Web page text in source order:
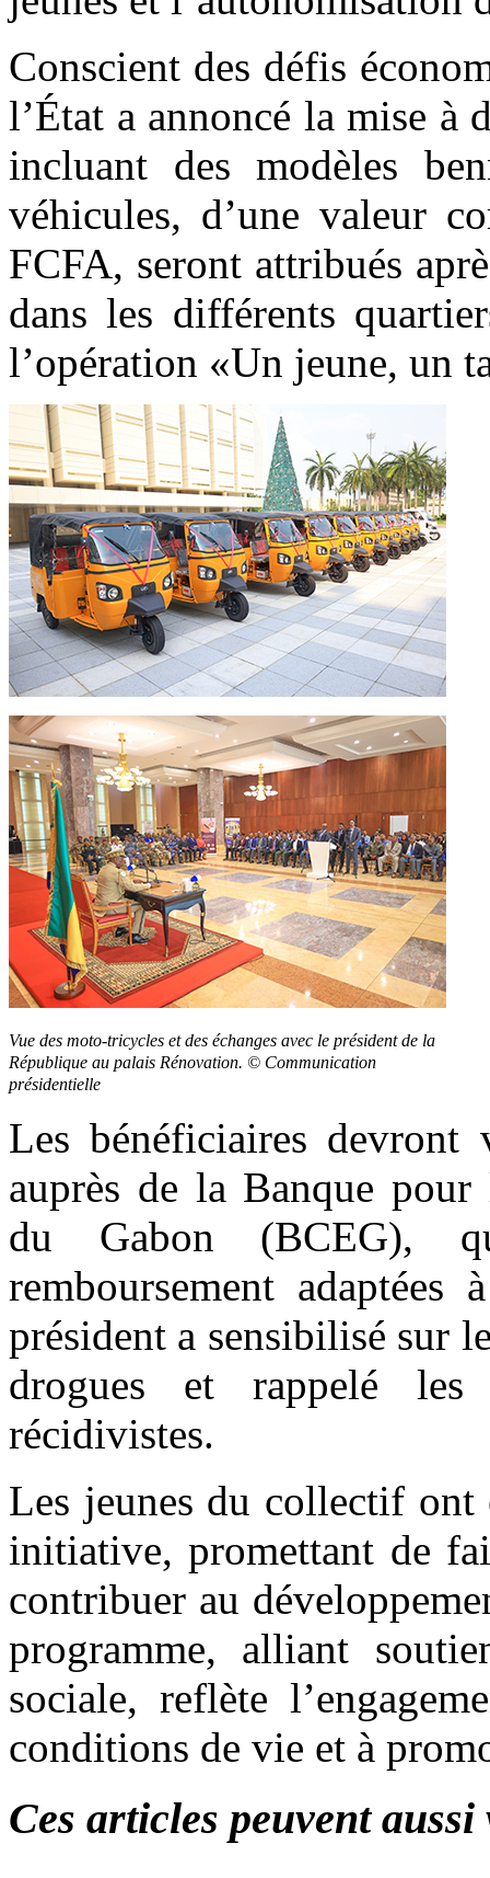
Conscient des défis
l’État a annoncé la mise
incluant des modèles
véhicules, d’une valeur
FCFA, seront attribués
dans les différents
l’opération «Un jeune, un
Vue des moto-tricycles et des échanges avec le président de la
République au palais Rénovation. © Communication
présidentielle
Les bénéficiaires
auprès de la Banque pour
du Gabon (BCEG),
remboursement
président a sensibilisé sur
drogues et rappelé les
récidivistes.
Les jeunes du collectif
initiative, promettant de
contribuer au
programme, alliant
sociale, reflète
conditions de vie et à
Ces articles peuvent